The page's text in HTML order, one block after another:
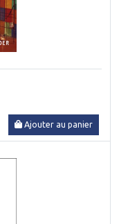
Ajouter au panier